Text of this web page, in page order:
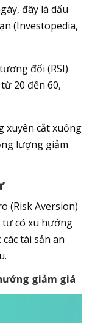
đây là dấu
(Investopedia,
đối (RSI)
20 đến 60,
cắt xuống
lượng giảm
(Risk Aversion)
có xu hướng
tài sản an
giảm giá